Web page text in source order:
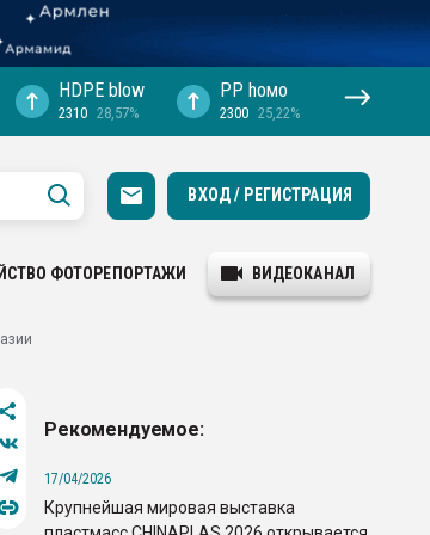
HDPE blow
2310 28,57%
PP hомо
2300 25,22%
ВХОД / РЕГИСТРАЦИЯ
ФОТОРЕПОРТАЖИ ВИДЕОКАНАЛ
Рекомендуемое:
17/04/2026
Крупнейшая мировая выставка